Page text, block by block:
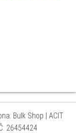
Bulk Shop | ACIT
26454424